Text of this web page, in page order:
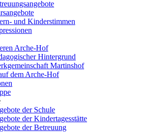
und Kinderstimmen
Arche-Hof
Hintergrund
Martinshof
dem Arche-Hof
der Schule
der Kindertagesstätte
der Betreuung